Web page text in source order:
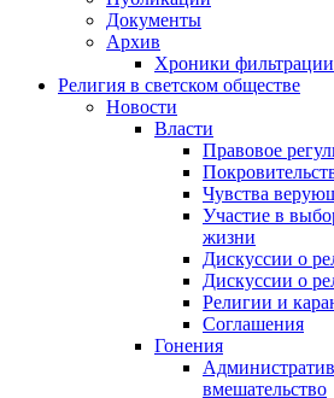
Документы
Архив
Хроники
Религия в светском обществе
Новости
Власти
Правовое
Чувства
Участие в
жизни
Дискуссии о
Дискуссии о
Религии и
Соглашения
Гонения
вмешательство